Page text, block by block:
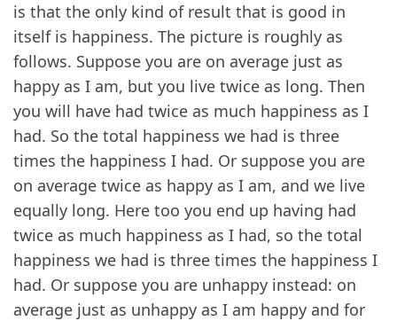
is that the only kind of result that is good in
itself is happiness. The picture is roughly as
follows. Suppose you are on average just as
happy as I am, but you live twice as long. Then
you will have had twice as much happiness as I
had. So the total happiness we had is three
times the happiness I had. Or suppose you are
on average twice as happy as I am, and we live
equally long. Here too you end up having had
twice as much happiness as I had, so the total
happiness we had is three times the happiness I
had. Or suppose you are unhappy instead: on
average just as unhappy as I am happy and for